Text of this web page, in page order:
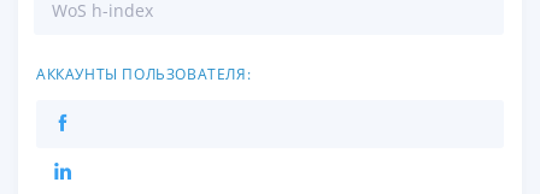
WoS h-index
АККАУНТЫ ПОЛЬЗОВАТЕЛЯ: